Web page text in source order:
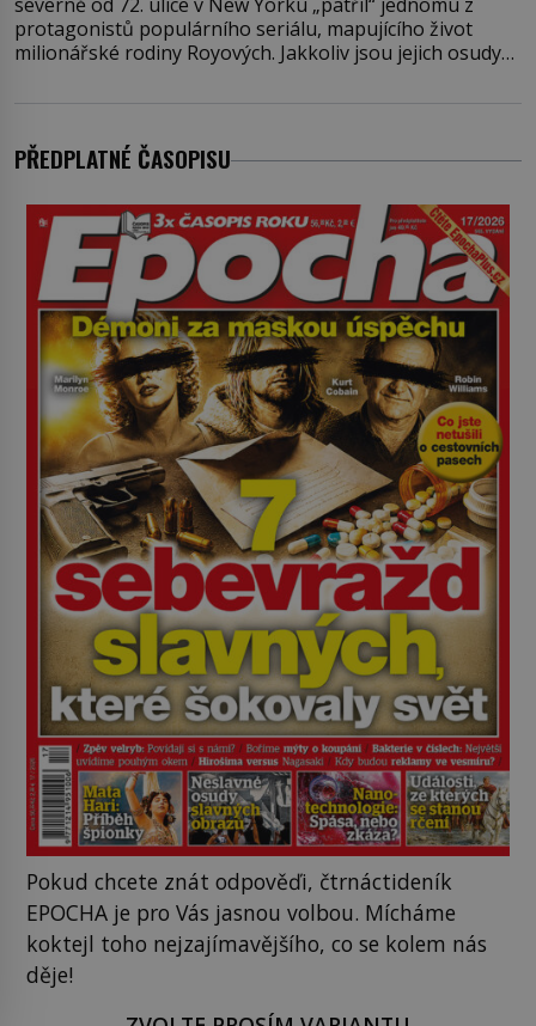
protagonistů populárního seriálu, mapujícího život
milionářské rodiny Royových. Jakkoliv jsou jejich osudy
jenom jednou z nemovitostí
PŘEDPLATNÉ ČASOPISU
Pokud chcete znát odpověďi, čtrnáctideník
EPOCHA je pro Vás jasnou volbou. Mícháme
koktejl toho nejzajímavějšího, co se kolem nás
děje!